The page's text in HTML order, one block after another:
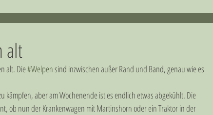
alt
alt. Die #Welpen sind inzwischen außer Rand und Band, genau wie es
kämpfen, aber am Wochenende ist es endlich etwas abgekühlt. Die
ob nun der Krankenwagen mit Martinshorn oder ein Traktor in der